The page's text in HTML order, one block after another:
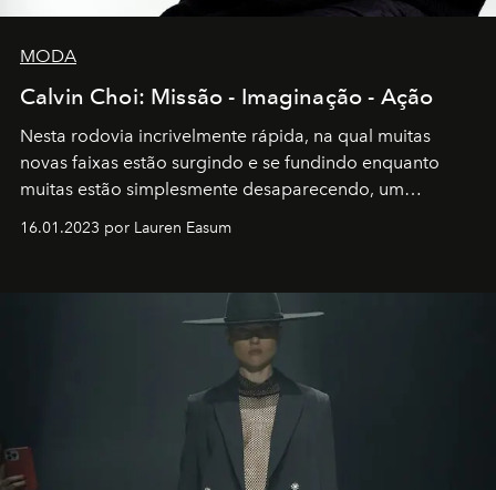
MODA
Calvin Choi: Missão - Imaginação - Ação
Nesta rodovia incrivelmente rápida, na qual muitas
novas faixas estão surgindo e se fundindo enquanto
muitas estão simplesmente desaparecendo, um
transportador AMTD abrindo caminho para muitos
por propósitos, com um claro senso de missão na vida e
16.01.2023 por Lauren Easum